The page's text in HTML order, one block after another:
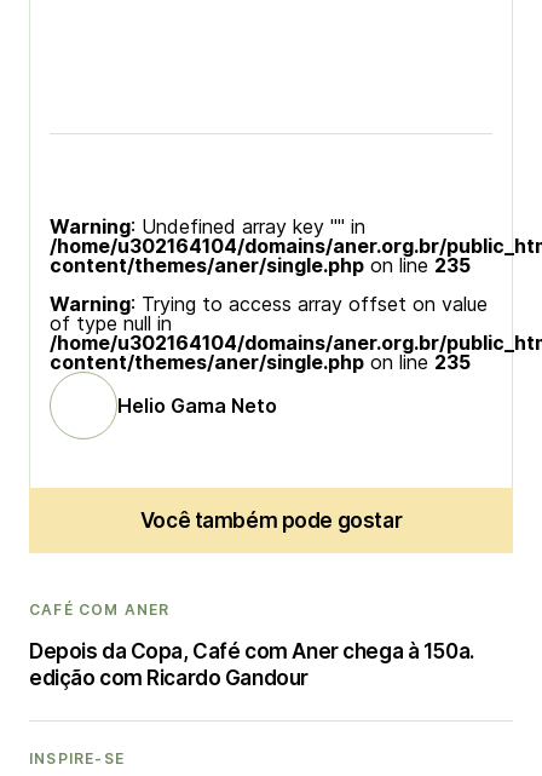
Warning: Undefined array key "" in
/home/u302164104/domains/aner.org.br/
content/themes/aner/single.php on line 235
Warning: Trying to access array offset on value
of type null in
/home/u302164104/domains/aner.org.br/
content/themes/aner/single.php on line 235
Helio Gama Neto
Você também pode gostar
CAFÉ COM ANER
Depois da Copa, Café com Aner chega à 150a.
edição com Ricardo Gandour
INSPIRE-SE